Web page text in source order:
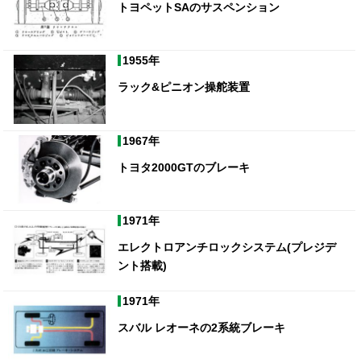
トヨペットSAのサスペンション
1955年
ラック&ピニオン操舵装置
1967年
トヨタ2000GTのブレーキ
1971年
エレクトロアンチロックシステム(プレジデ
ント搭載)
1971年
スバル レオーネの2系統ブレーキ